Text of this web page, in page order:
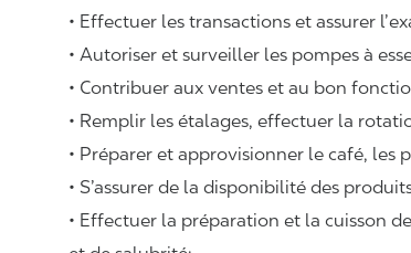
• Effectuer les transactions et assurer
• Autoriser et surveiller les pompes à
• Contribuer aux ventes et au bon
• Remplir les étalages, effectuer la
• Préparer et approvisionner le café, les
• S’assurer de la disponibilité des
• Effectuer la préparation et la cuisson